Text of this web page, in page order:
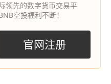
领先的数字货币交易平
空投福利不断！
官网注册